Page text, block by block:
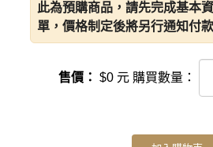
此為預購商品，請先完成基本
單，價格制定後將另行通知付
售價： $0元 購買數量：